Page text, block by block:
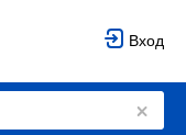
Вход